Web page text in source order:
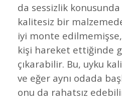
da sessizlik
kalitesiz bir
iyi monte
kişi hareket ettiğinde
çıkarabilir. Bu, uyku
ve eğer aynı odada
onu da rahatsız